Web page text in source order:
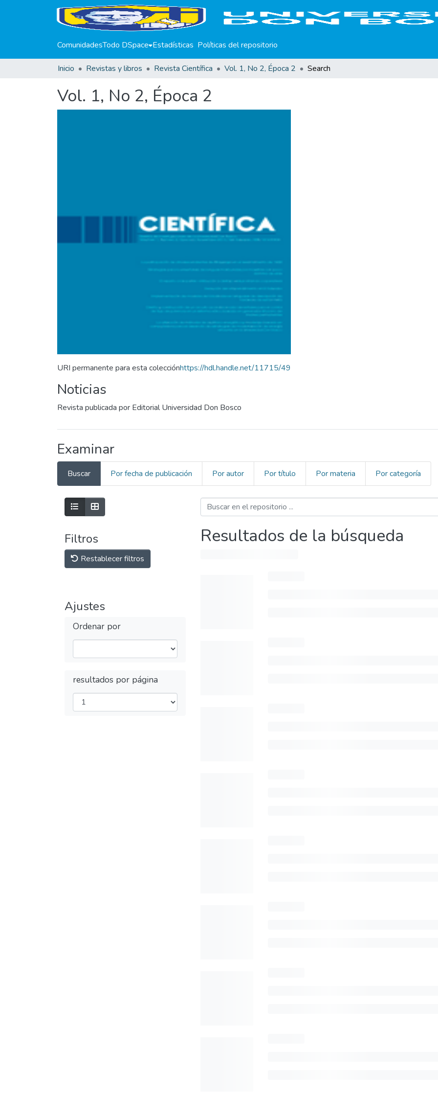
ComunidadesTodo DSpace Estadísticas Políticas del repositorio
Inicio Revistas y libros Revista Científica Vol. 1, No 2, Época 2 Search
Vol. 1, No 2, Época 2
URI permanente para esta colecciónhttps://hdl.handle.net/11715/49
Noticias
Revista publicada por Editorial Universidad Don Bosco
Examinar
Buscar Por fecha de publicación Por autor Por título Por materia Por categoría
Filtros
Restablecer filtros
Ajustes
Ordenar por
resultados por página
Resultados de la búsqueda